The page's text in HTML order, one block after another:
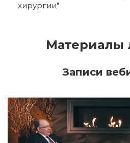
хирургии"
Материалы
Записи